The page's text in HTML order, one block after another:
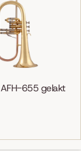
655 gelakt